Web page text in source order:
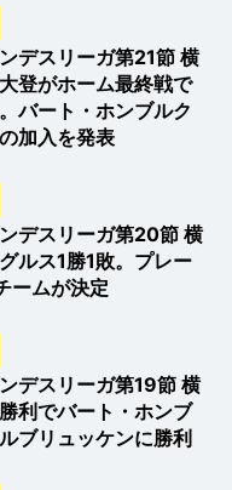
デスリーガ第21節 横
登がホーム最終戦で
バート・ホンブルク
加入を発表
デスリーガ第20節 横
ルス1勝1敗。プレー
ームが決定
デスリーガ第19節 横
利でバート・ホンブ
ブリュッケンに勝利